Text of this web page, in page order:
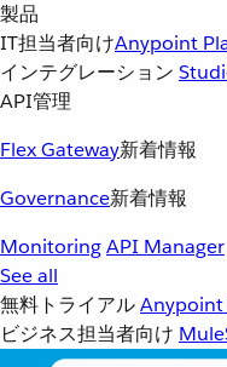
製品
IT担当者向けAnypoint
インテグレーション
API管理
Flex Gateway新着情報
Governance新着情報
MonitoringAPI Manager
See all
無料トライアルAnypoint
ビジネス担当者向け